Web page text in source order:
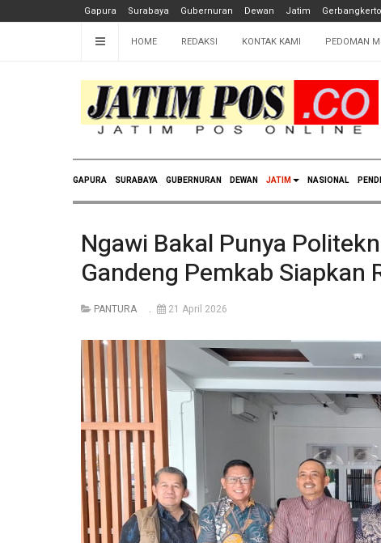
Gapura Surabaya Gubernuran Dewan Jatim
HOME REDAKSI KONTAK KAMI PEDOMAN
GAPURA SURABAYA GUBERNURAN DEWAN JATIM NASIONAL
Ngawi Bakal Punya
Gandeng Pemkab Siapkan
PANTURA 21 April 2026